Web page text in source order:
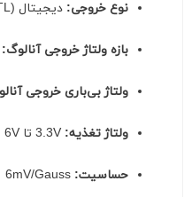
نوع خروجی: دیجیتال (TTL حداکثر 15mA) یا آنالوگ
بازه ولتاژ خروجی آنالوگ:
ولتاژ بی‌باری خروجی
ولتاژ تغذیه: 3.3V تا 6V
حساسیت: 6mV/Gauss